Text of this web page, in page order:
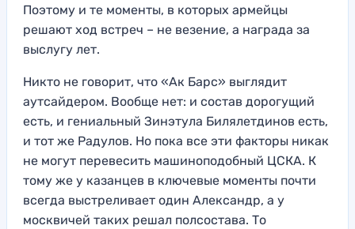
Поэтому и те моменты, в которых армейцы
решают ход встреч – не везение, а награда за
выслугу лет.
Никто не говорит, что «Ак Барс» выглядит
аутсайдером. Вообще нет: и состав дорогущий
есть, и гениальный Зинэтула Билялетдинов есть,
и тот же Радулов. Но пока все эти факторы никак
не могут перевесить машиноподобный ЦСКА. К
тому же у казанцев в ключевые моменты почти
всегда выстреливает один Александр, а у
москвичей таких решал полсостава. То